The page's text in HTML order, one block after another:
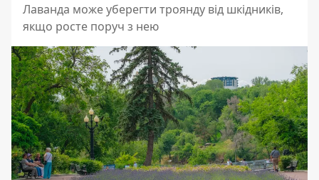
Лаванда може уберегти троянду від шкідників,
якщо росте поруч з нею